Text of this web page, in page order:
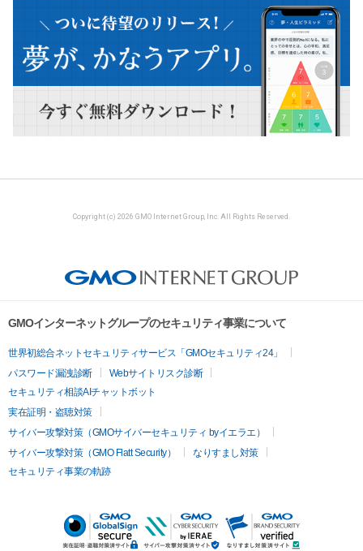
Copyright (c) 2026 GMO Internet Group, Inc. All Rights Reserved.
GMOインターネットグループのセキュリティ事業について
世界初総合ネットセキュリティサービス「GMOセキュリティ24」
パスワード漏洩診断
Webサイトリスク診断
セキュリティ相談AIチャットボット
実在証明・盗聴対策
サイバー攻撃対策（GMOサイバーセキュリティ byイエラエ）
サイバー攻撃対策（GMO Flatt Security）
なりすまし対策
セキュリティ事業の軌跡